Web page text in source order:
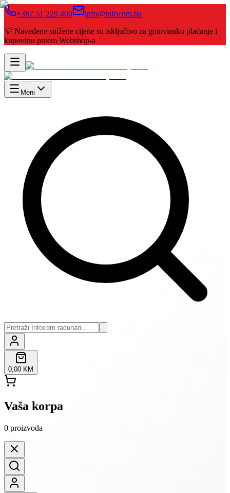
+387 51 229 400
info@infocom.ba
💡 Navedene snižene cijene su isključivo za gotovinsko plaćanje i
kupovinu putem Webshop-a
Meni
0,00 KM
Vaša korpa
0 proizvoda